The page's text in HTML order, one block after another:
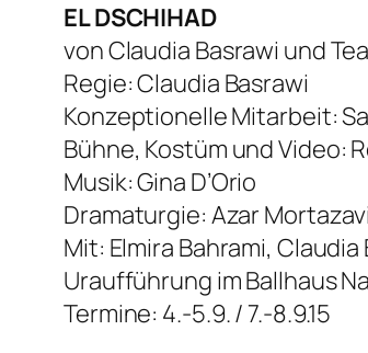
EL DSCHIHAD
von Claudia Basrawi und
Regie: Claudia Basrawi
Konzeptionelle Mitarbeit:
Bühne, Kostüm und Video:
Musik: Gina D’Orio
Dramaturgie: Azar
Mit: Elmira Bahrami,
Uraufführung im Ballhaus
Termine: 4.-5.9. / 7.-8.9.15